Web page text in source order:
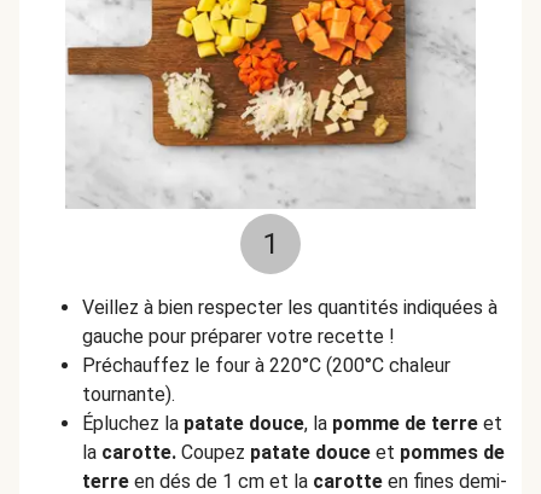
1
Veillez à bien respecter les quantités indiquées à
gauche pour préparer votre recette !
Préchauffez le four à 220°C (200°C chaleur
tournante).
Épluchez la patate douce, la pomme de terre et
la carotte. Coupez patate douce et pommes de
terre en dés de 1 cm et la carotte en fines demi-